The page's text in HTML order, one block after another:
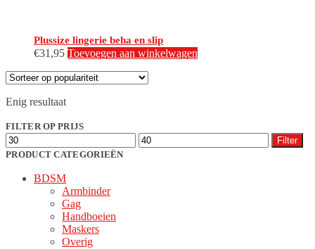
Plussize lingerie beha en slip
€31,95 Toevoegen aan winkelwagen
Enig resultaat
FILTER OP PRIJS
Min.
prijs
Max.
prijs
Filter
PRODUCT CATEGORIEËN
BDSM
Armbinder
Gag
Handboeien
Maskers
Overig